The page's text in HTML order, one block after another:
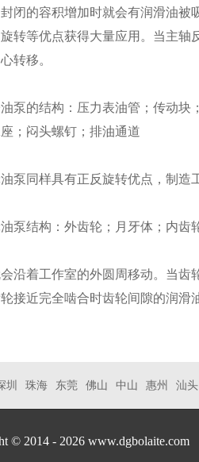
闭的容积增加时就会有润滑油
转等优点获得大量应用。当主轴
转移。
泵的结构：压力表油管；传动
；闷头螺钉；排油通道
泵同样具有正反旋转优点，制造
泵结构：外齿轮；月牙体；内齿
沿着工作室的外圆周移动。当
接近完全啮合时齿轮间隙的润滑
圳 珠海 东莞 佛山 中山 惠州 汕头
© 2014 - 2026 www.dgbolaite.com